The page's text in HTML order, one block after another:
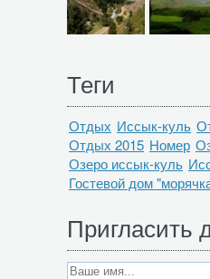
Теги
Отдых Иссык-куль
Отдых 2015 Номер
Озеро иссык-куль
Гостевой дом
Пригласить